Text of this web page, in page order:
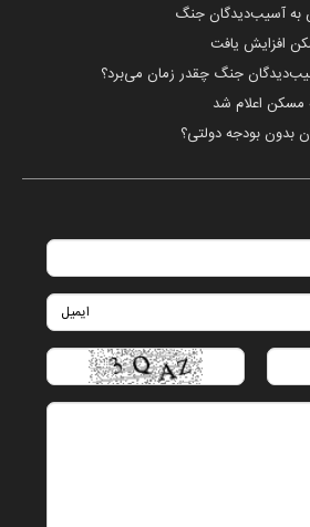
به آسیب‌دیدگان جنگ
افزایش یافت
جنگ چقدر زمان می‌برد؟
مسکن اعلام شد
بدون بودجه دولتی؟